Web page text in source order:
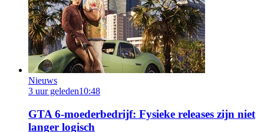
Nieuws
3 uur geleden10:48
GTA 6-moederbedrijf: Fysieke releases zijn niet
langer logisch